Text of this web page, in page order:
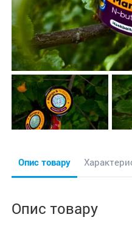
Опис товару
Опис товару